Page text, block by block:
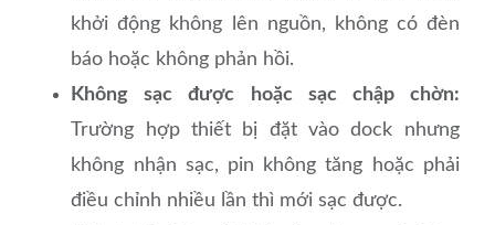
khởi động không lên nguồn, không có đèn
báo hoặc không phản hồi.
Không sạc được hoặc sạc chập chờn:
Trường hợp thiết bị đặt vào dock nhưng
không nhận sạc, pin không tăng hoặc phải
điều chỉnh nhiều lần thì mới sạc được.